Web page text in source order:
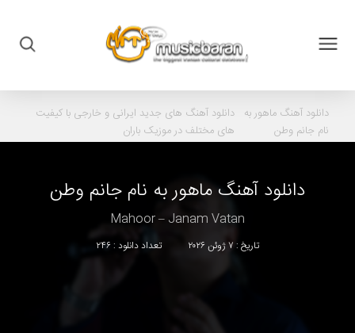
دانلود آهنگ ماهور به
نام جانم وطن
دانلود آهنگ های جدید ایرانی و خارجی با کیفیت
های مختلف در موزیک باران
دانلود آهنگماهوربه نام جانم وطن
Mahoor – Janam Vatan
تاریخ : ۷ ژوئن ۲۰۲۶ تعداد دانلود : ۲۴۶